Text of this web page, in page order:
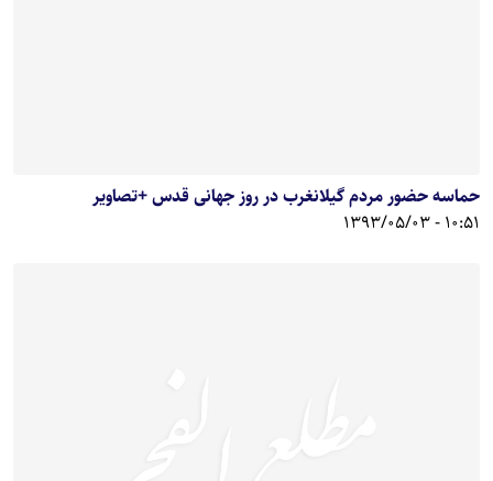
حماسه حضور مردم گیلانغرب در روز جهانی قدس +تصاویر
10:51 - 1393/05/03